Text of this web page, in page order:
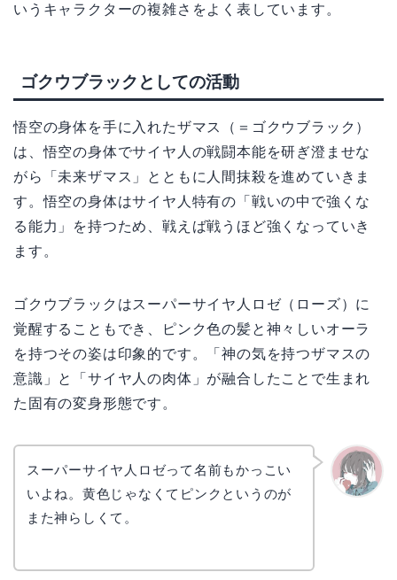
いうキャラクターの複雑さをよく表しています。
ゴクウブラックとしての活動
悟空の身体を手に入れたザマス（＝ゴクウブラック）
は、悟空の身体でサイヤ人の戦闘本能を研ぎ澄ませな
がら「未来ザマス」とともに人間抹殺を進めていきま
す。悟空の身体はサイヤ人特有の「戦いの中で強くな
る能力」を持つため、戦えば戦うほど強くなっていき
ます。
ゴクウブラックはスーパーサイヤ人ロゼ（ローズ）に
覚醒することもでき、ピンク色の髪と神々しいオーラ
を持つその姿は印象的です。「神の気を持つザマスの
意識」と「サイヤ人の肉体」が融合したことで生まれ
た固有の変身形態です。
スーパーサイヤ人ロゼって名前もかっこい
いよね。黄色じゃなくてピンクというのが
また神らしくて。